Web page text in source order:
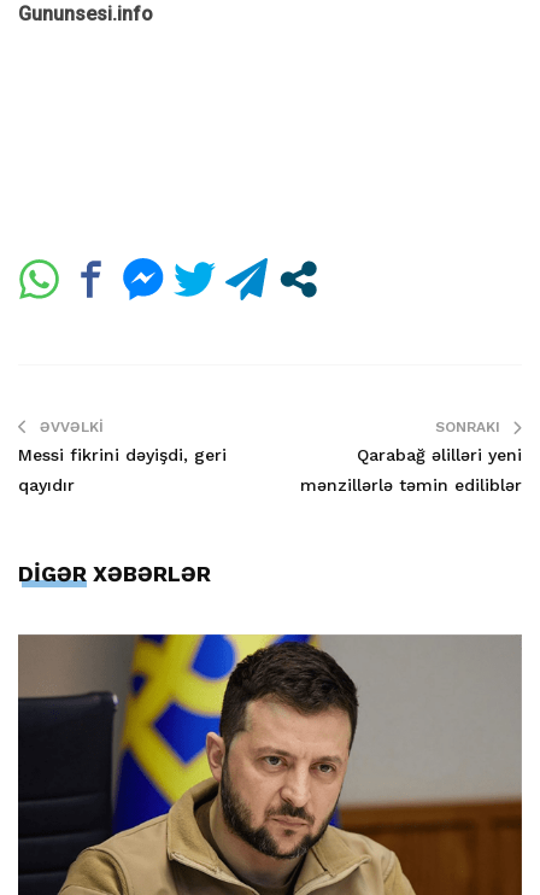
Gununsesi.info
ƏVVƏLKI
Messi fikrini dəyişdi, geri
qayıdır
SONRAKI
Qarabağ əlilləri yeni
mənzillərlə təmin ediliblər
DİGƏR XƏBƏRLƏR